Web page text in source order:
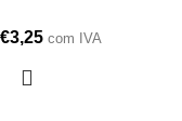
€3,25 com IVA